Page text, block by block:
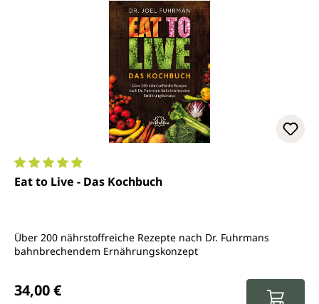
Durchschnittliche Bewertung von 5 von 5 Sternen
Eat to Live - Das Kochbuch
Über 200 nährstoffreiche Rezepte nach Dr. Fuhrmans
bahnbrechendem Ernährungskonzept
34,00 €